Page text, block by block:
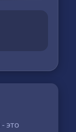
- это